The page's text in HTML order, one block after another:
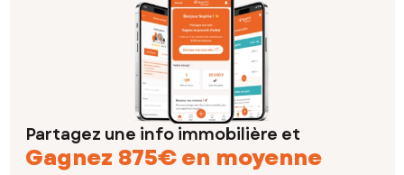
Partagez une info immobilière et
Gagnez 875€ en moyenne